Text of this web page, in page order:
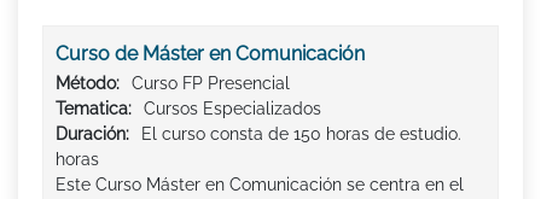
Curso de Máster en Comunicación
Método:
Curso FP Presencial
Tematica:
Cursos Especializados
Duración:
El curso consta de 150 horas de estudio.
horas
Este Curso Máster en Comunicación se centra en el